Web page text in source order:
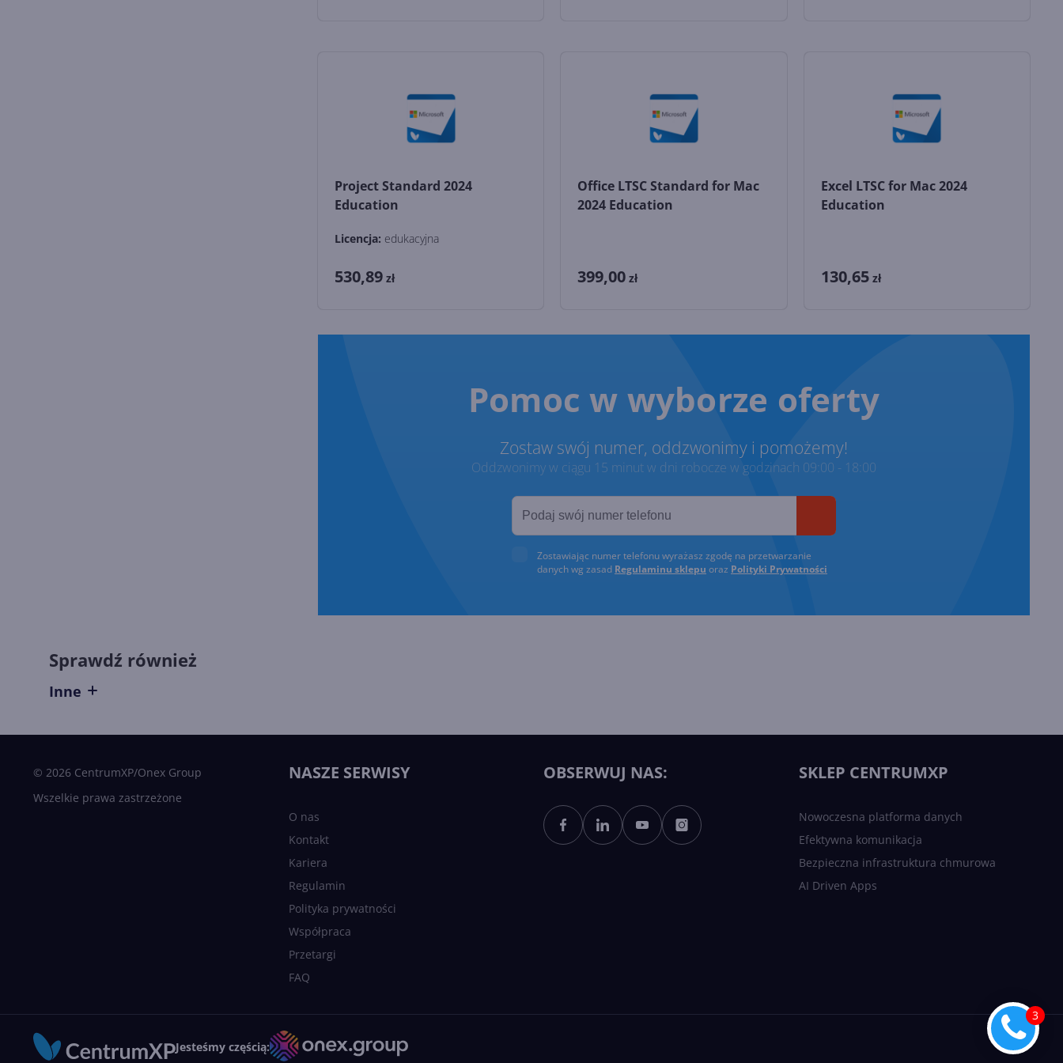
Project Standard 2024
Education
Licencja: edukacyjna
530,89 zł
Office LTSC Standard for Mac
2024 Education
399,00 zł
Excel LTSC for Mac 2024
Education
130,65zł
Pomoc w wyborze oferty
Zostaw swój numer, oddzwonimy i pomożemy!
Oddzwonimy w ciągu 15 minut w dni robocze w godzinach 09:00 - 18:00
Zostawiając numer telefonu wyrażasz zgodę na przetwarzanie
danych wg zasad Regulaminu sklepu oraz Polityki Prywatności
Sprawdź również
Inne
© 2026 CentrumXP/Onex Group
Wszelkie prawa zastrzeżone
NASZE SERWISY
O nas
Kontakt
Kariera
Regulamin
Polityka prywatności
Współpraca
Przetargi
FAQ
OBSERWUJ NAS: SKLEP CENTRUMXP
Nowoczesna platforma danych
Efektywna komunikacja
Bezpieczna infrastruktura chmurowa
AI Driven Apps
Jesteśmy częścią: